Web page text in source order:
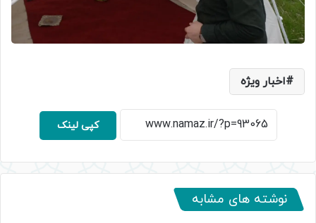
اخبار ویژه
کپی لینک
نوشته های مشابه